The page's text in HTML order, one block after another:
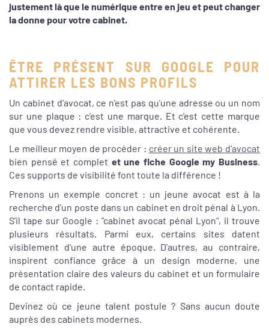
justement là que le numérique entre en jeu et peut changer
la donne pour votre cabinet.
ÊTRE PRÉSENT SUR GOOGLE POUR
ATTIRER LES BONS PROFILS
Un cabinet d'avocat, ce n'est pas qu'une adresse ou un nom
sur une plaque : c'est une marque. Et c’est cette marque
que vous devez rendre visible, attractive et cohérente.
Le meilleur moyen de procéder : créer un site web d’avocat
bien pensé et complet et une fiche Google my Business.
Ces supports de visibilité font toute la différence !
Prenons un exemple concret : un jeune avocat est à la
recherche d'un poste dans un cabinet en droit pénal à Lyon.
S’il tape sur Google : "cabinet avocat pénal Lyon", il trouve
plusieurs résultats. Parmi eux, certains sites datent
visiblement d'une autre époque. D'autres, au contraire,
inspirent confiance grâce à un design moderne, une
présentation claire des valeurs du cabinet et un formulaire
de contact rapide.
Devinez où ce jeune talent postule ? Sans aucun doute
auprès des cabinets modernes.